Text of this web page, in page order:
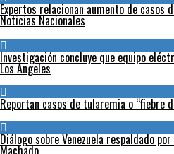
Expertos relacionan aumento de casos
Noticias Nacionales
Investigación concluye que equipo
Los Ángeles
Reportan casos de tularemia o “fiebre
Diálogo sobre Venezuela respaldado
Machado